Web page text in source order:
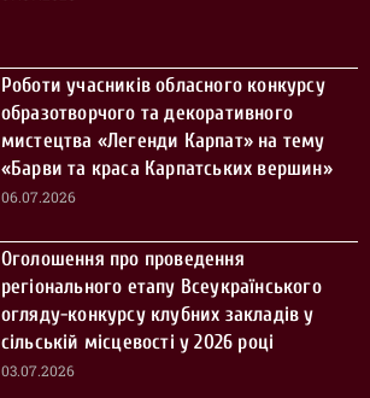
Роботи учасників обласного конкурсу
образотворчого та декоративного
мистецтва «Легенди Карпат» на тему
«Барви та краса Карпатських вершин»
06.07.2026
Оголошення про проведення
регіонального етапу Всеукраїнського
огляду-конкурсу клубних закладів у
сільській місцевості у 2026 році
03.07.2026